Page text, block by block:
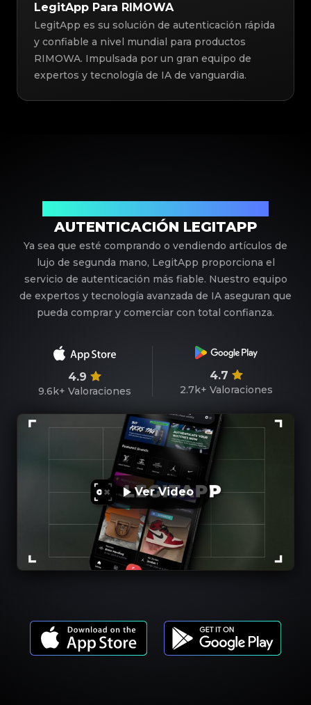
LegitApp Para RIMOWA
LegitApp es su solución de autenticación rápida
y confiable a nivel mundial para productos
RIMOWA. Impulsada por un gran equipo de
expertos y tecnología de IA de vanguardia.
AUTENTICACIÓN LEGITAPP
Ya sea que esté comprando o vendiendo artículos de
lujo de segunda mano, LegitApp proporciona el
servicio de autenticación más fiable. Nuestro equipo
de expertos y tecnología avanzada de IA aseguran que
pueda comprar y comerciar con total confianza.
4.9
9.6k+ Valoraciones
4.7
2.7k+ Valoraciones
Ver Video